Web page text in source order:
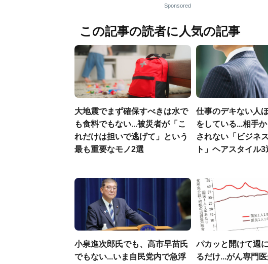
Sponsored
この記事の読者に人気の記事
大地震でまず確保すべきは水で
も食料でもない...被災者が「こ
れだけは担いで逃げて」という
最も重要なモノ2選
仕事のデキない人
をしている...相手
されない「ビジネ
ト」ヘアスタイル3
小泉進次郎氏でも、高市早苗氏
でもない...いま自民党内で急浮
パカッと開けて週
るだけ...がん専門